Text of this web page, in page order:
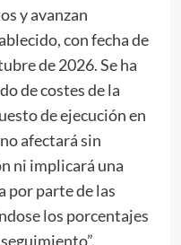
y avanzan
con fecha de
de 2026. Se ha
de costes de la
de ejecución en
afectará sin
ni implicará una
por parte de las
los porcentajes